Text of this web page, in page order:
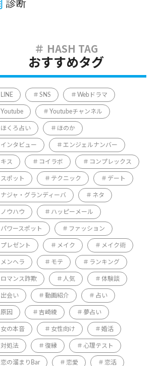
診断
おすすめタグ
LINE SNS Webドラマ
Youtube Youtubeチャンネル
ほくろ占い ほのか
インタビュー エンジェルナンバー
キス コイラボ コンプレックス
スポット テクニック デート
ナジャ・グランディーバ ネタ
ノウハウ ハッピーメール
パワースポット ファッション
プレゼント メイク メイク術
メンヘラ モテ ランキング
ロマンス詐欺 人気 体験談
出会い 動画紹介 占い
原因 吉崎綾 夢占い
女の本音 女性向け 婚活
対処法 復縁 心理テスト
恋の溜まりBar 恋愛 恋活